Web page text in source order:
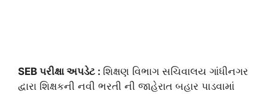
SEB પરીક્ષા અપડેટ : શિક્ષણ વિભાગ સચિવાલય ગાંધીનગર
દ્વારા શિક્ષકની નવી ભરતી ની જાહેરાત બહાર પાડવામાં